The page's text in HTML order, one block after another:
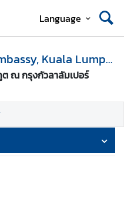
Language
Royal Thai Embassy, Kuala Lumpur
ต ณ กรุงกัวลาลัมเปอร์